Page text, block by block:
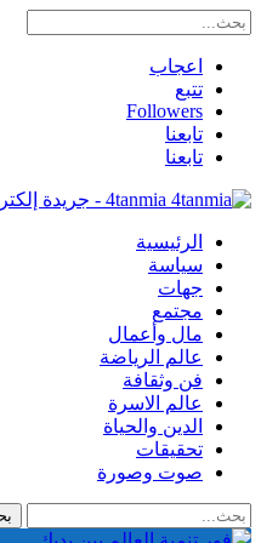
اعجاب
تتبع
Followers
تابعنا
تابعنا
4tanmia - جريدة إلكترونية مغربية مستقلة
الرئيسية
سياسة
جهات
مجتمع
مال وأعمال
عالم الرياضة
فن وثقافة
عالم الاسرة
الدين والحياة
تحقيقات
صوت وصورة